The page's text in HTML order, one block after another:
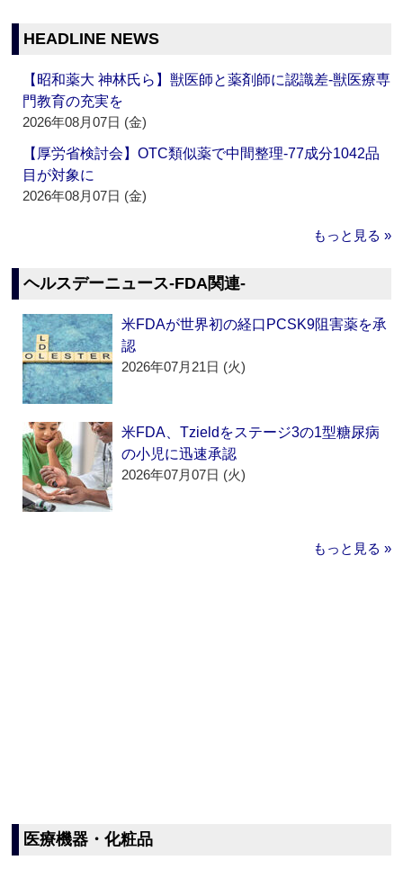
HEADLINE NEWS
【昭和薬大 神林氏ら】獣医師と薬剤師に認識差‐獣医療専
門教育の充実を
2026年08月07日 (金)
【厚労省検討会】OTC類似薬で中間整理‐77成分1042品
目が対象に
2026年08月07日 (金)
もっと見る »
ヘルスデーニュース‐FDA関連‐
米FDAが世界初の経口PCSK9阻害薬を承
認
2026年07月21日 (火)
米FDA、Tzieldをステージ3の1型糖尿病
の小児に迅速承認
2026年07月07日 (火)
もっと見る »
医療機器・化粧品